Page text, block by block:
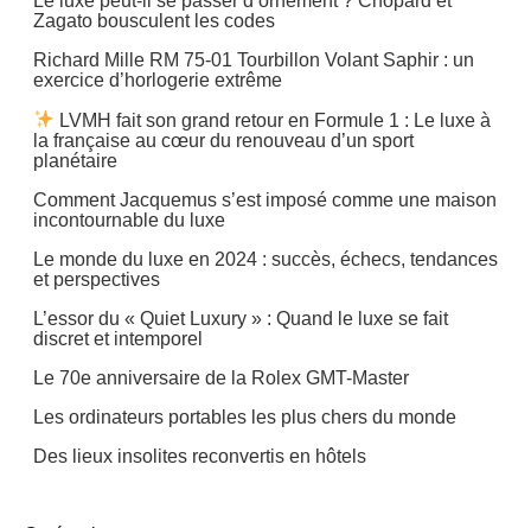
Zagato bousculent les codes
Richard Mille RM 75-01 Tourbillon Volant Saphir : un
exercice d’horlogerie extrême
LVMH fait son grand retour en Formule 1 : Le luxe à
la française au cœur du renouveau d’un sport
planétaire
Comment Jacquemus s’est imposé comme une maison
incontournable du luxe
Le monde du luxe en 2024 : succès, échecs, tendances
et perspectives
L’essor du « Quiet Luxury » : Quand le luxe se fait
discret et intemporel
Le 70e anniversaire de la Rolex GMT-Master
Les ordinateurs portables les plus chers du monde
Des lieux insolites reconvertis en hôtels